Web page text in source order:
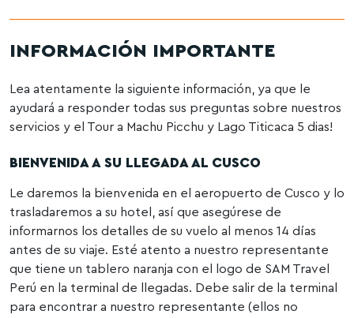
INFORMACIÓN IMPORTANTE
Lea atentamente la siguiente información, ya que le
ayudará a responder todas sus preguntas sobre nuestros
servicios y el Tour a Machu Picchu y Lago Titicaca 5 dias!
BIENVENIDA A SU LLEGADA AL CUSCO
Le daremos la bienvenida en el aeropuerto de Cusco y lo
trasladaremos a su hotel, así que asegúrese de
informarnos los detalles de su vuelo al menos 14 días
antes de su viaje. Esté atento a nuestro representante
que tiene un tablero naranja con el logo de SAM Travel
Perú en la terminal de llegadas. Debe salir de la terminal
para encontrar a nuestro representante (ellos no